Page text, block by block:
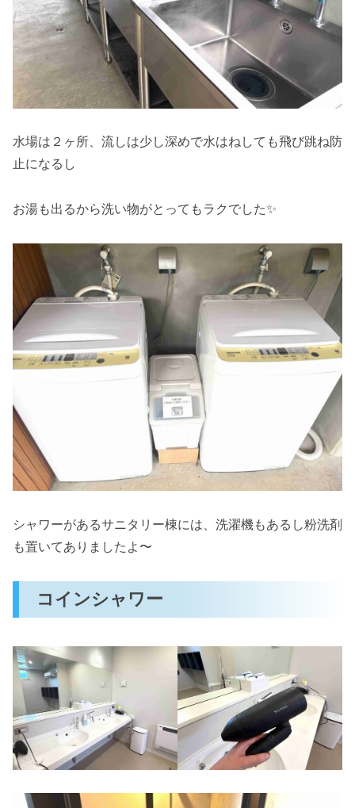
水場は２ヶ所、流しは少し深めで水はねしても飛び跳ね防
止になるし
お湯も出るから洗い物がとってもラクでした✨
シャワーがあるサニタリー棟には、洗濯機もあるし粉洗剤
も置いてありましたよ〜
コインシャワー